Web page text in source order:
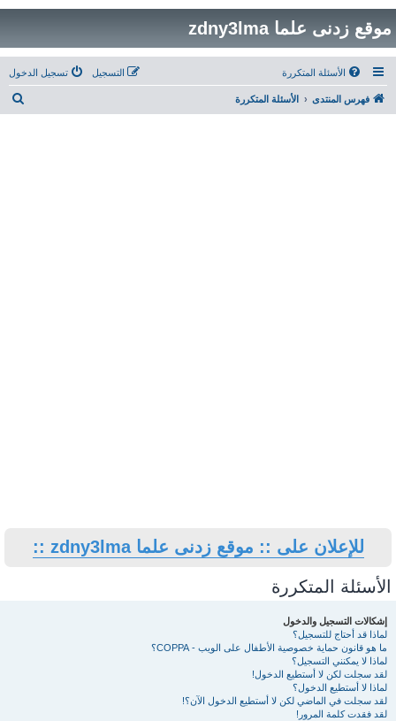
موقع زدنى علما zdny3lma
الأسئلة المتكررة تسجيل الدخول التسجيل
فهرس المنتدى الأسئلة المتكررة
للإعلان على :: موقع زدنى علما zdny3lma ::
الأسئلة المتكررة
إشكالات التسجيل والدخول
لماذا قد أحتاج للتسجيل؟
ما هو قانون حماية خصوصية الأطفال على الويب - COPPA؟
لماذا لا يمكنني التسجيل؟
لقد سجلت لكن لا أستطيع الدخول!
لماذا لا أستطيع الدخول؟
لقد سجلت في الماضي لكن لا أستطيع الدخول الآن؟!
لقد فقدت كلمة المرور!